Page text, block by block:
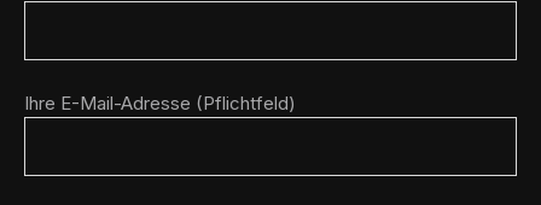
Ihre E-Mail-Adresse (Pflichtfeld)